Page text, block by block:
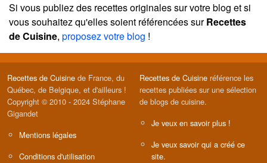
Si vous publiez des recettes originales sur votre blog et si
vous souhaitez qu'elles soient référencées surRecettes
de Cuisine, proposez votre blog !
Recettes de Cuisine de France, du
Québec, de Belgique, et d'ailleurs !
Copyright © 2010 - 2024 Stéphane
Gigandet
Mentions légales
Conditions d'utilisation
Recettes de Cuisine référence les
recettes publiées sur une sélection
de blogs de cuisine.
Je veux en savoir plus !
Je veux savoir qui a créé ce
site.